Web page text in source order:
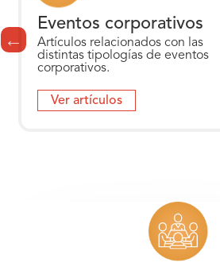
Eventos corporativos
Artículos relacionados con las
distintas tipologías de eventos
corporativos.
Ver artículos